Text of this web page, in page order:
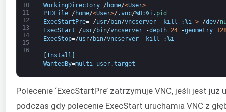
10
11
12
13
14
15
16
WorkingDirectory=/ home/<User>
PIDFile=/ home/<User>/ .vnc/%H :%i. pid
ExecStartPre=-/usr/ bin/vncserver - kill :%i > /dev/
ExecStart=/usr/ bin/vncserver -depth 24 -geometry
ExecStop=/usr/ bin/vncserver - kill :%i
Install
WantedBy=multi-user.target
Polecenie ‘ExecStartPre’ zatrzymuje VNC, jeśli jest już
podczas gdy polecenie ExecStart uruchamia VNC z